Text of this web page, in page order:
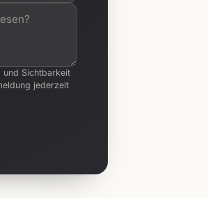
und Sichtbarkeit
jederzeit